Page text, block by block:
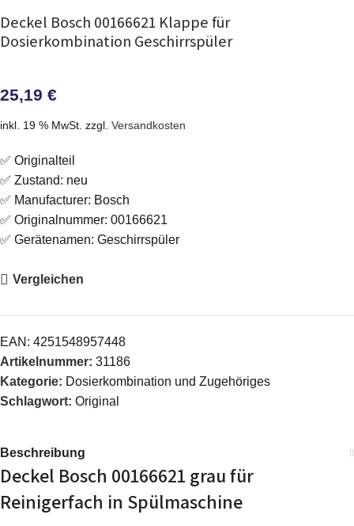
Deckel Bosch 00166621 Klappe für
Dosierkombination Geschirrspüler
25,19 €
inkl. 19 % MwSt. zzgl. Versandkosten
✅ Originalteil
✅ Zustand: neu
✅ Manufacturer: Bosch
✅ Originalnummer: 00166621
✅ Gerätenamen: Geschirrspüler
Vergleichen
EAN: 4251548957448
Artikelnummer: 31186
Kategorie: Dosierkombination und Zugehöriges
Schlagwort: Original
Beschreibung
Deckel Bosch 00166621 grau für
Reinigerfach in Spülmaschine